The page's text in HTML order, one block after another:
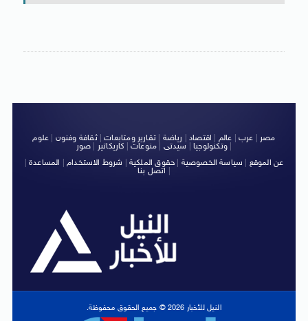
مصر عرب عالم اقتصاد رياضة |تقارير ومتابعات|ثقافة وفنون
علوم
وتكنولوجيا| سيدتى منوعات كاريكاتير صور
|
عن الموقع
سياسة الخصوصية حقوق الملكية شروط الاستخدام| المساعدة|
اتصل بنا
النيل للأخبار 2026 © جميع الحقوق محفوظة.